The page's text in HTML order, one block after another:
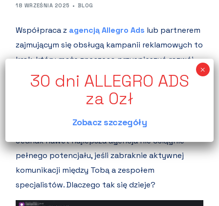
18 WRZEŚNIA 2025 BLOG
Współpraca z agencją Allegro Ads lub partnerem
zajmującym się obsługą kampanii reklamowych to
krok, który może znacząco przyspieszyć rozwój
Twojego biznesu.
Profesjonaliści znają mechanizmy aukcji, wiedzą
strategię, która zwiększy Twoją sprzedaż.
Jednak nawet najlepsza agencja nie osiągnie
pełnego potencjału, jeśli zabraknie aktywnej
komunikacji między Tobą a zespołem
specjalistów. Dlaczego tak się dzieje?
Zobacz szczegóły